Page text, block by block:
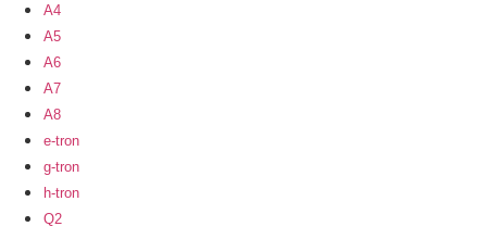
A4
A5
A6
A7
A8
e-tron
g-tron
h-tron
Q2